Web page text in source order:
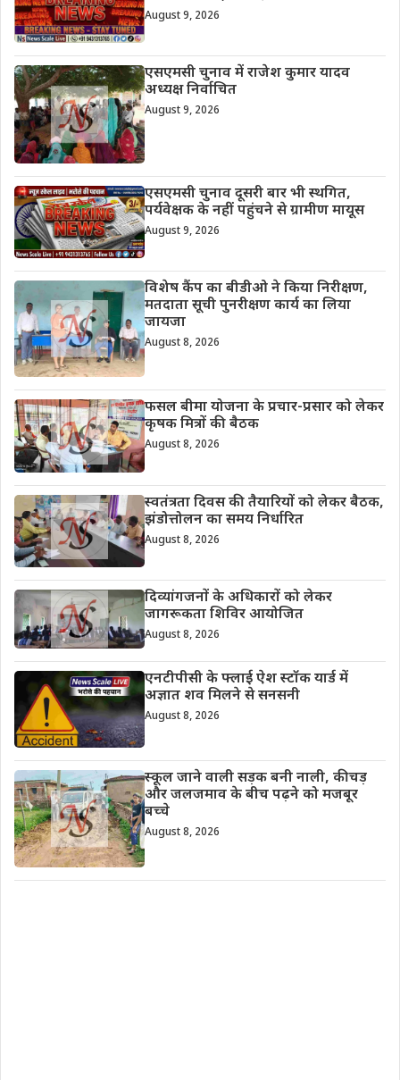
August 9, 2026
एसएमसी चुनाव में राजेश कुमार यादव
अध्यक्ष निर्वाचित
August 9, 2026
एसएमसी चुनाव दूसरी बार भी स्थगित,
पर्यवेक्षक के नहीं पहुंचने से ग्रामीण मायूस
August 9, 2026
विशेष कैंप का बीडीओ ने किया निरीक्षण,
मतदाता सूची पुनरीक्षण कार्य का लिया
जायजा
August 8, 2026
फसल बीमा योजना के प्रचार-प्रसार को लेकर
कृषक मित्रों की बैठक
August 8, 2026
स्वतंत्रता दिवस की तैयारियों को लेकर बैठक,
झंडोत्तोलन का समय निर्धारित
August 8, 2026
दिव्यांगजनों के अधिकारों को लेकर
जागरूकता शिविर आयोजित
August 8, 2026
एनटीपीसी के फ्लाई ऐश स्टॉक यार्ड में
अज्ञात शव मिलने से सनसनी
August 8, 2026
स्कूल जाने वाली सड़क बनी नाली, कीचड़
और जलजमाव के बीच पढ़ने को मजबूर
बच्चे
August 8, 2026